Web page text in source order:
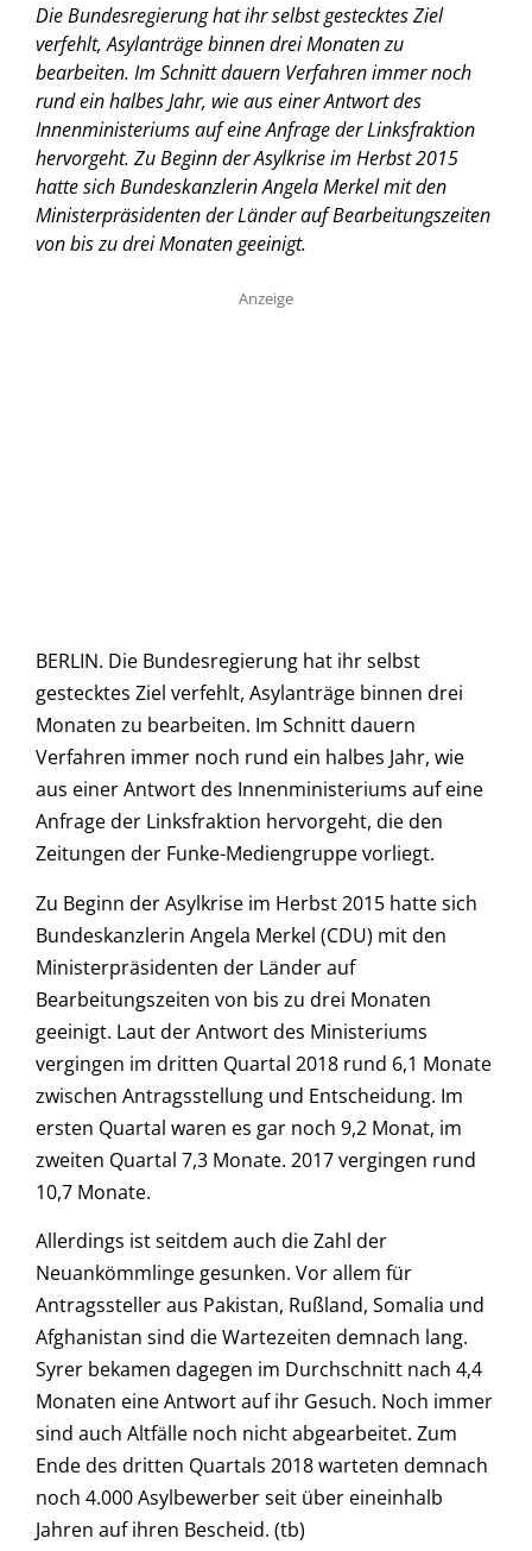
Die Bundesregierung hat ihr selbst gestecktes Ziel
verfehlt, Asylanträge binnen drei Monaten zu
bearbeiten. Im Schnitt dauern Verfahren immer noch
rund ein halbes Jahr, wie aus einer Antwort des
Innenministeriums auf eine Anfrage der Linksfraktion
hervorgeht. Zu Beginn der Asylkrise im Herbst 2015
hatte sich Bundeskanzlerin Angela Merkel mit den
Ministerpräsidenten der Länder auf Bearbeitungszeiten
von bis zu drei Monaten geeinigt.
Anzeige
BERLIN. Die Bundesregierung hat ihr selbst
gestecktes Ziel verfehlt, Asylanträge binnen drei
Monaten zu bearbeiten. Im Schnitt dauern
Verfahren immer noch rund ein halbes Jahr, wie
aus einer Antwort des Innenministeriums auf eine
Anfrage der Linksfraktion hervorgeht, die den
Zeitungen der Funke-Mediengruppe vorliegt.
Zu Beginn der Asylkrise im Herbst 2015 hatte sich
Bundeskanzlerin Angela Merkel (CDU) mit den
Ministerpräsidenten der Länder auf
Bearbeitungszeiten von bis zu drei Monaten
geeinigt. Laut der Antwort des Ministeriums
vergingen im dritten Quartal 2018 rund 6,1 Monate
zwischen Antragsstellung und Entscheidung. Im
ersten Quartal waren es gar noch 9,2 Monat, im
zweiten Quartal 7,3 Monate. 2017 vergingen rund
10,7 Monate.
Allerdings ist seitdem auch die Zahl der
Neuankömmlinge gesunken. Vor allem für
Antragssteller aus Pakistan, Rußland, Somalia und
Afghanistan sind die Wartezeiten demnach lang.
Syrer bekamen dagegen im Durchschnitt nach 4,4
Monaten eine Antwort auf ihr Gesuch. Noch immer
sind auch Altfälle noch nicht abgearbeitet. Zum
Ende des dritten Quartals 2018 warteten demnach
noch 4.000 Asylbewerber seit über eineinhalb
Jahren auf ihren Bescheid. (tb)